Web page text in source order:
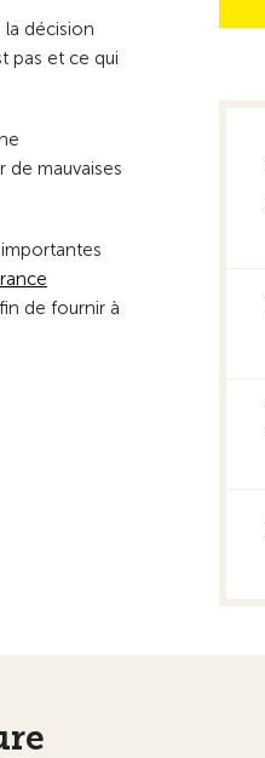
décision
pas et ce qui
de mauvaises
de fournir à